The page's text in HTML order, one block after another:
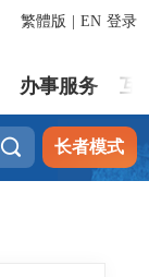
登录
繁體版 EN
办事服务 互
 长者模式